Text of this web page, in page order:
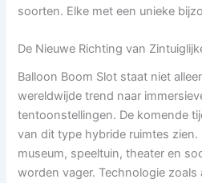
soorten. Elke met een unieke
De Nieuwe Richting van
Balloon Boom Slot staat niet
wereldwijde trend naar
tentoonstellingen. De komende
van dit type hybride ruimtes zien.
museum, speeltuin, theater en
worden vager. Technologie zoals